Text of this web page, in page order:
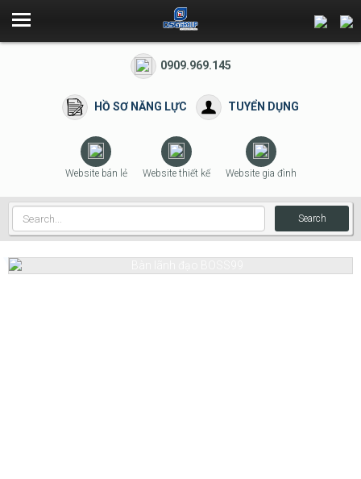
0909.969.145
HỒ SƠ NĂNG LỰC TUYỂN DỤNG
Website bán lẻ Website thiết kế Website gia đình
Search